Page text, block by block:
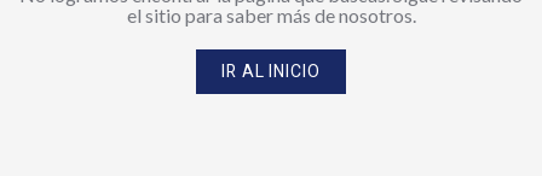
el sitio para saber más de nosotros.
IR AL INICIO